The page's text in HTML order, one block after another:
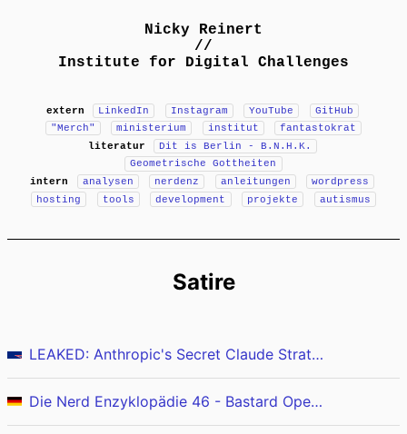
Nicky Reinert
//
Institute for Digital Challenges
extern LinkedIn Instagram YouTube
GitHub
"Merch"
ministerium institut
fantastokrat
literatur
Dit is Berlin - B.N.H.K.
Geometrische Gottheiten
intern
analysen nerdenz anleitungen
wordpress
hosting
tools development projekte autismus
Satire
LEAKED: Anthropic's Secret Claude Strategy
Die Nerd Enzyklopädie 46 - Bastard Operator From Hell